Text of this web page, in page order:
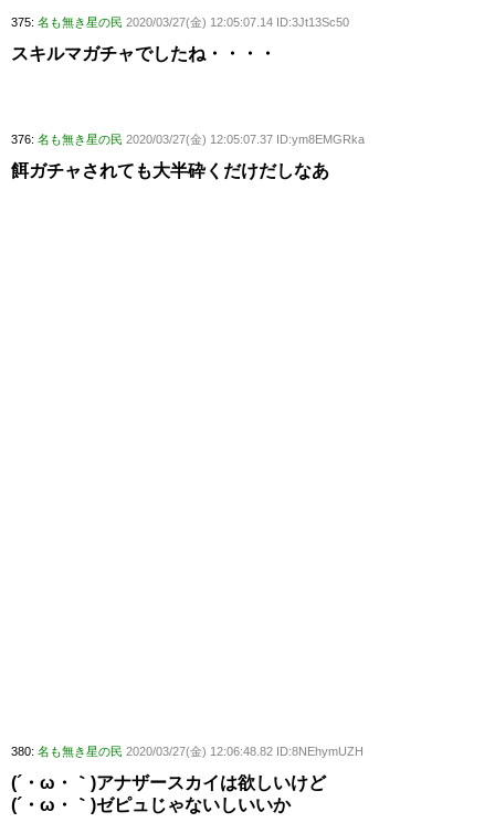
375: 名も無き星の民 2020/03/27(金) 12:05:07.14 ID:3Jt13Sc50
スキルマガチャでしたね・・・・
376: 名も無き星の民 2020/03/27(金) 12:05:07.37 ID:ym8EMGRka
餌ガチャされても大半砕くだけだしなあ
380: 名も無き星の民 2020/03/27(金) 12:06:48.82 ID:8NEhymUZH
(´・ω・｀)アナザースカイは欲しいけど
(´・ω・｀)ゼピュじゃないしいいか